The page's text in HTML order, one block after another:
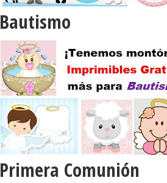
Bautismo
Primera Comunión